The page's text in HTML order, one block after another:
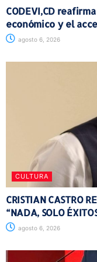
CODEVI,CD
económico y el
agosto 6, 2026
CULTURA
CRISTIAN CASTRO
“NADA, SOLO
agosto 6, 2026